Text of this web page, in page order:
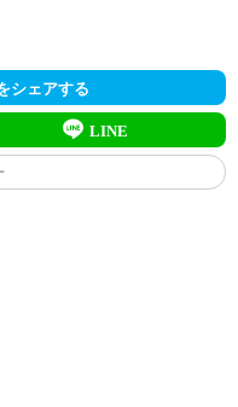
シェアする
LINE